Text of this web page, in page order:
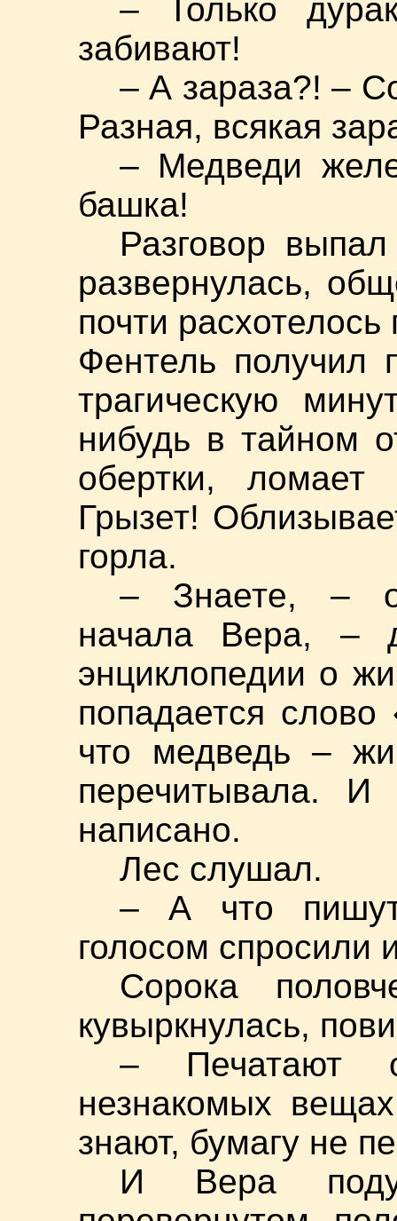
– Только
забивают!
– А зараза?! –
Разная, всякая
– Медведи
башка!
Разговор
развернулась,
почти
Фентель получил
трагическую
нибудь в тайном
обертки, ломает
Грызет!
горла.
– Знаете, –
начала Вера, –
энциклопедии о
попадается
что медведь –
перечитывала.
написано.
Лес слушал.
– А что
голосом спросили
Сорока
кувыркнулась,
– Печатают
незнакомых
знают, бумагу не
И Вера